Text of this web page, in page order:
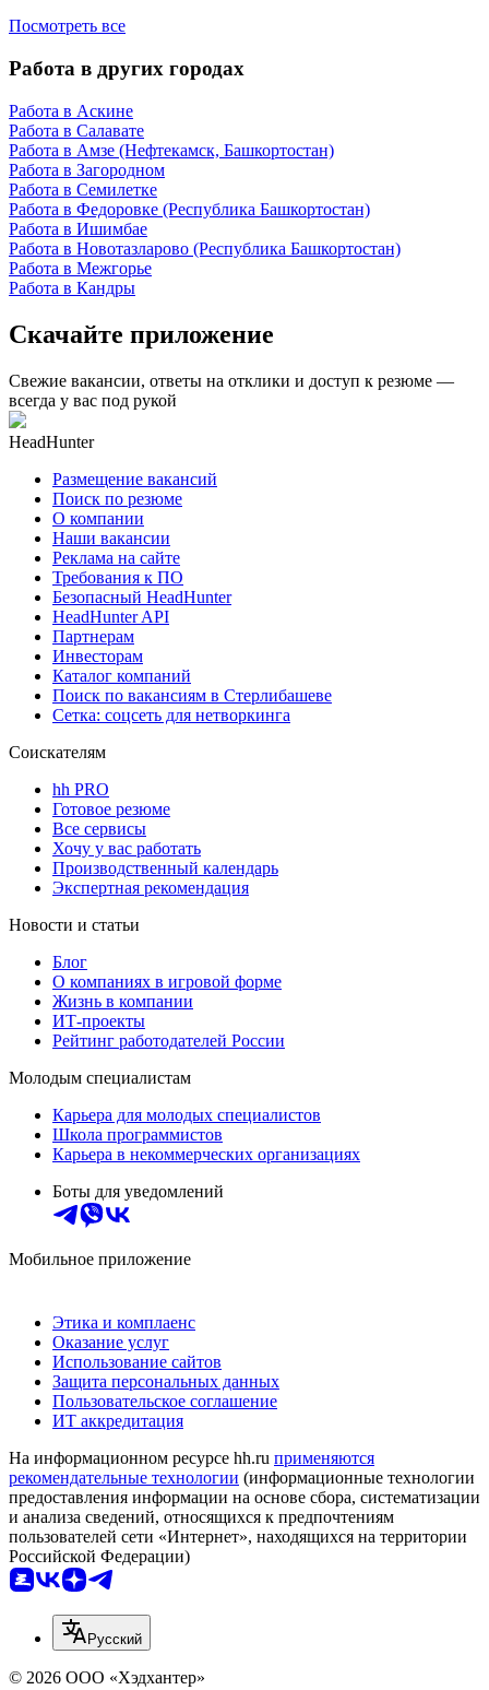
Посмотреть все
Работа в других городах
Работа в Аскине
Работа в Салавате
Работа в Амзе (Нефтекамск, Башкортостан)
Работа в Загородном
Работа в Семилетке
Работа в Федоровке (Республика Башкортостан)
Работа в Ишимбае
Работа в Новотазларово (Республика Башкортостан)
Работа в Межгорье
Работа в Кандры
Скачайте приложение
Свежие вакансии, ответы на отклики и доступ к резюме —
всегда у вас под рукой
HeadHunter
Размещение вакансий
Поиск по резюме
О компании
Наши вакансии
Реклама на сайте
Требования к ПО
Безопасный HeadHunter
HeadHunter API
Партнерам
Инвесторам
Каталог компаний
Поиск по вакансиям в Стерлибашеве
Сетка: соцсеть для нетворкинга
Соискателям
hh PRO
Готовое резюме
Все сервисы
Хочу у вас работать
Производственный календарь
Экспертная рекомендация
Новости и статьи
Блог
О компаниях в игровой форме
Жизнь в компании
ИТ-проекты
Рейтинг работодателей России
Молодым специалистам
Карьера для молодых специалистов
Школа программистов
Карьера в некоммерческих организациях
Боты для уведомлений
Мобильное приложение
Этика и комплаенс
Оказание услуг
Использование сайтов
Защита персональных данных
Пользовательское соглашение
ИТ аккредитация
На информационном ресурсе hh.ru применяются
рекомендательные технологии (информационные технологии
предоставления информации на основе сбора, систематизации
и анализа сведений, относящихся к предпочтениям
пользователей сети «Интернет», находящихся на территории
Российской Федерации)
Русский
© 2026 ООО «Хэдхантер»